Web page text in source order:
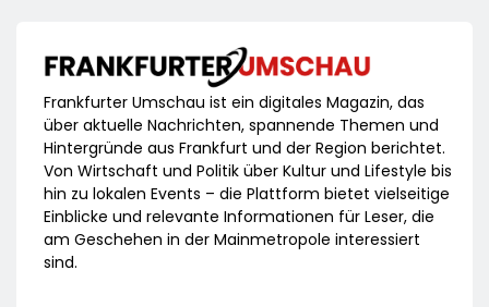
Frankfurter Umschau ist ein digitales Magazin, das
über aktuelle Nachrichten, spannende Themen und
Hintergründe aus Frankfurt und der Region berichtet.
Von Wirtschaft und Politik über Kultur und Lifestyle bis
hin zu lokalen Events – die Plattform bietet vielseitige
Einblicke und relevante Informationen für Leser, die
am Geschehen in der Mainmetropole interessiert
sind.